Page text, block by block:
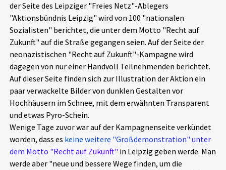
Phänomene
Aktuelles
Alle Beiträge
Veranstaltungen
Pressemitteilungen
Podcasts
Über uns
Projektbeschreibung
Kontakt
Unterstützer_innen
Spenden
der Seite des Leipziger "Freies Netz"-Ablegers
"Aktionsbündnis Leipzig" wird von 100 "nationalen
Sozialisten" berichtet, die unter dem Motto "Recht auf
Zukunft" auf die Straße gegangen seien. Auf der Seite der
neonazistischen "Recht auf Zukunft"-Kampagne wird
dagegen von nur einer Handvoll Teilnehmenden berichtet.
Auf dieser Seite finden sich zur Illustration der Aktion ein
paar verwackelte Bilder von dunklen Gestalten vor
Hochhäusern im Schnee, mit dem erwähnten Transparent
und etwas Pyro-Schein.
Wenige Tage zuvor war auf der Kampagnenseite verkündet
worden, dass es keine weitere "Großdemonstration" unter
dem Motto "Recht auf Zukunft" in Leipzig geben werde. Man
werde aber "neue und bessere Wege finden, um die